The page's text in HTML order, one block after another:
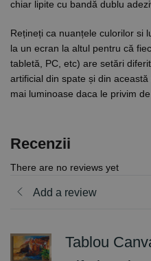
chiar lipite cu bandă dublu
Rețineți ca nuanțele culorilor si
la un ecran la altul pentru că
tabletă, PC, etc) are setări
artificial din spate și din
mai luminoase daca le privim
Recenzii
There are no reviews yet
Add a review
Tablou